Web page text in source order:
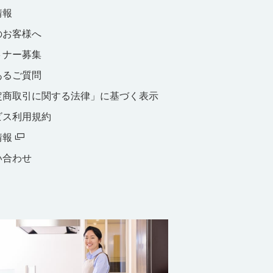
お客様へ
ナー募集
るご質問
商取引に関する法律」に基づく表示
ス利用規約
合わせ